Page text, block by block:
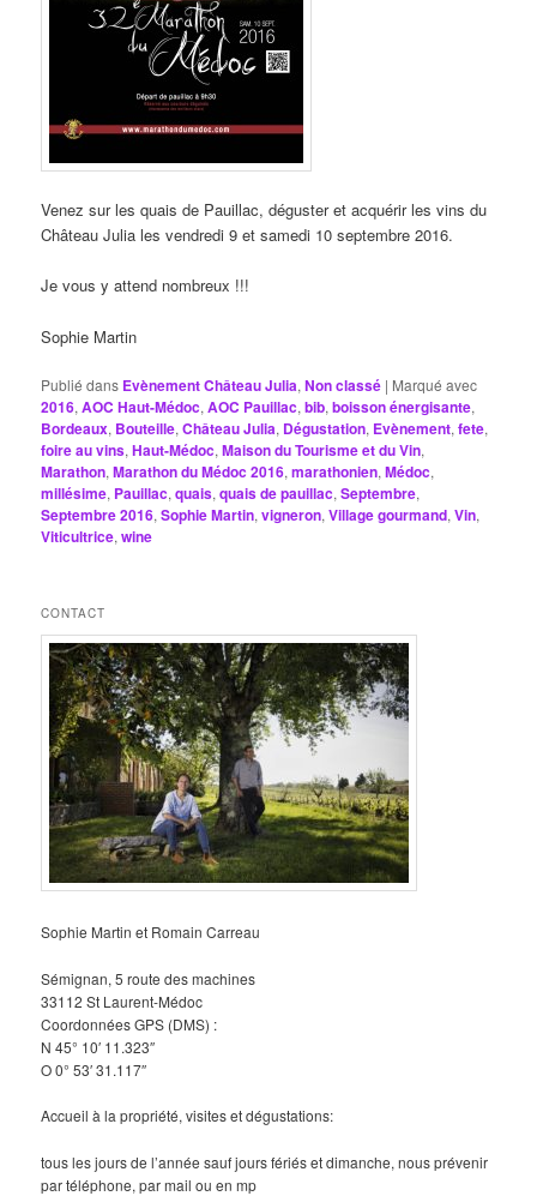
Venez sur les quais de Pauillac, déguster et acquérir les vins du
Château Julia les vendredi 9 et samedi 10 septembre 2016.
Je vous y attend nombreux !!!
Sophie Martin
Publié dans Evènement Château Julia,Non classé | Marqué avec
2016,AOC Haut-Médoc,AOC Pauillac,bib,boisson énergisante,
Bordeaux, Bouteille,Château Julia, Dégustation, Evènement,fete,
foire au vins,Haut-Médoc,Maison du Tourisme et du Vin,
Marathon,Marathon du Médoc 2016,marathonien,Médoc,
millésime, Pauillac,quais,quais de pauillac,Septembre,
Septembre 2016,Sophie Martin,vigneron,Village gourmand,Vin,
Viticultrice,wine
CONTACT
Sophie Martin et Romain Carreau
Sémignan, 5 route des machines
33112 St Laurent-Médoc
Coordonnées GPS (DMS) :
N 45° 10′ 11.323″
O 0° 53′ 31.117″
Accueil à la propriété, visites et dégustations:
tous les jours de l’année sauf jours fériés et dimanche, nous prévenir
par téléphone, par mail ou en mp